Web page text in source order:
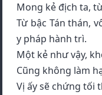
Mong kẻ địch ta,
Từ bậc Tán thán,
y pháp hành trì.
Một kẻ như vậy,
Cũng không làm
Vị ấy sẽ chứng tối